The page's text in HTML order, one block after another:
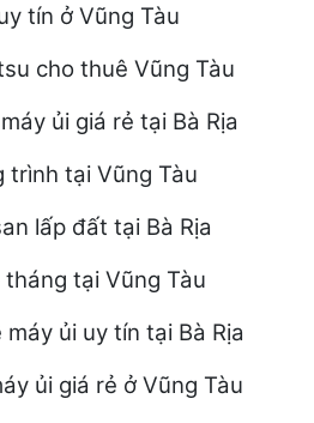
tín ở Vũng Tàu
cho thuê Vũng Tàu
ủi giá rẻ tại Bà Rịa
trình tại Vũng Tàu
lấp đất tại Bà Rịa
tại Vũng Tàu
ủi uy tín tại Bà Rịa
ủi giá rẻ ở Vũng Tàu